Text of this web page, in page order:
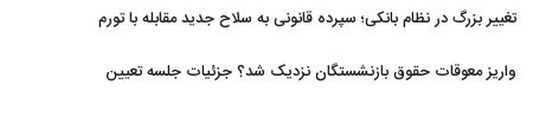
تغییر بزرگ در نظام بانکی؛ سپرده قانونی به سلاح جدید مقابله با تورم
واریز معوقات حقوق بازنشستگان نزدیک شد؟ جزئیات جلسه تعیین